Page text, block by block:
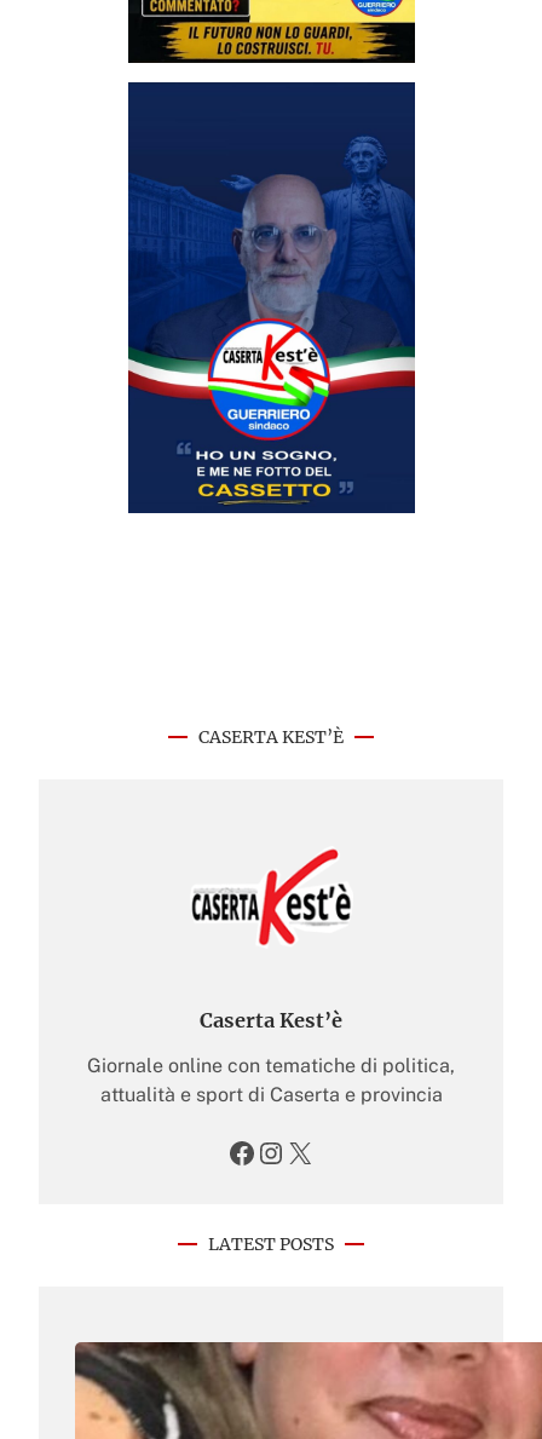
CASERTA KEST’È
Caserta Kest’è
Giornale online con tematiche di politica,
attualità e sport di Caserta e provincia
Facebook Instagram X
LATEST POSTS